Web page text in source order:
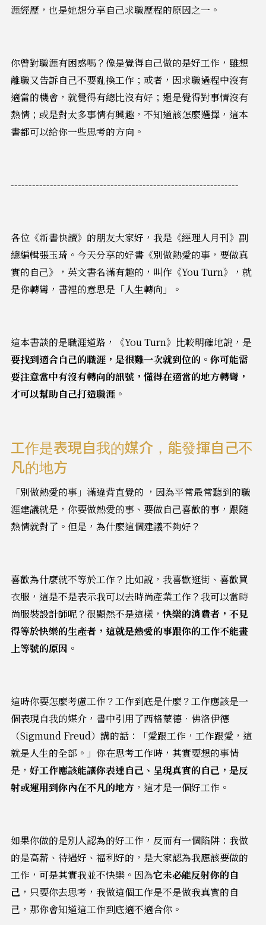
涯經歷，也是她想分享自己求職歷程的原因之一。
你曾對職涯有困惑嗎？像是覺得自己做的是好工作，雖想
離職又告訴自己不要亂換工作；或者，因求職過程中沒有
適當的機會，就覺得有總比沒有好；還是覺得對事情沒有
熱情；或是對太多事情有興趣，不知道該怎麼選擇，這本
書都可以給你一些思考的方向。
----------------------------------------------------------------
各位《新書快讀》的朋友大家好，我是《經理人月刊》副
總編輯張玉琦。今天分享的好書《別做熱愛的事，要做真
實的自己》，英文書名滿有趣的，叫作《You Turn》，就
是你轉彎，書裡的意思是「人生轉向」。
這本書談的是職涯道路，《You Turn》比較明確地說，是
要找到適合自己的職涯，是很難一次就到位的。你可能需
要注意當中有沒有轉向的訊號，懂得在適當的地方轉彎，
才可以幫助自己打造職涯 。
工作是表現自我的媒介，能發揮自己不
凡的地方
「別做熱愛的事」滿違背直覺的 ，因為平常最常聽到的職
涯建議就是，你要做熱愛的事、要做自己喜歡的事，跟隨
熱情就對了。但是，為什麼這個建議不夠好？
喜歡為什麼就不等於工作？比如說，我喜歡逛街、喜歡買
衣服，這是不是表示我可以去時尚產業工作？我可以當時
尚服裝設計師呢？很顯然不是這樣， 快樂的消費者，不見
得等於快樂的生產者，這就是熱愛的事跟你的工作不能畫
上等號的原因 。
這時你要怎麼考慮工作？工作到底是什麼？工作應該是一
個表現自我的媒介，書中引用了西格蒙德．佛洛伊德
（Sigmund Freud）講的話：「愛跟工作，工作跟愛，這
就是人生的全部。」你在思考工作時，其實要想的事情
是， 好工作應該能讓你表達自己、呈現真實的自己，是反
射或運用到你內在不凡的地方 ，這才是一個好工作。
如果你做的是別人認為的好工作，反而有一個陷阱：我做
的是高薪、待遇好、福利好的，是大家認為我應該要做的
工作，可是其實我並不快樂。因為它未必能反射你的自
己 ，只要你去思考，我做這個工作是不是做我真實的自
己，那你會知道這工作到底適不適合你。